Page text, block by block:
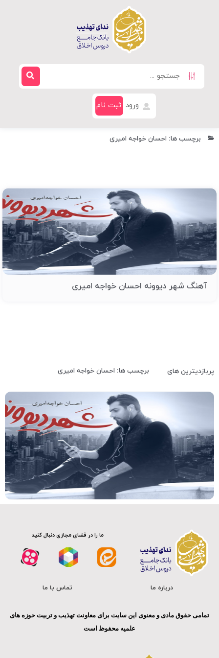
ورود ثبت نام
برچسب ها: احسان خواجه امیری
آهنگ شهر دیوونه احسان خواجه امیری
پربازدیترین های برچسب ها: احسان خواجه امیری
ما را در فضای مجازی دنبال کنید
درباره ما تماس با ما
تمامی حقوق مادی و معنوی این سایت برای معاونت تهذیب و تربیت حوزه های
علمیه محفوظ است